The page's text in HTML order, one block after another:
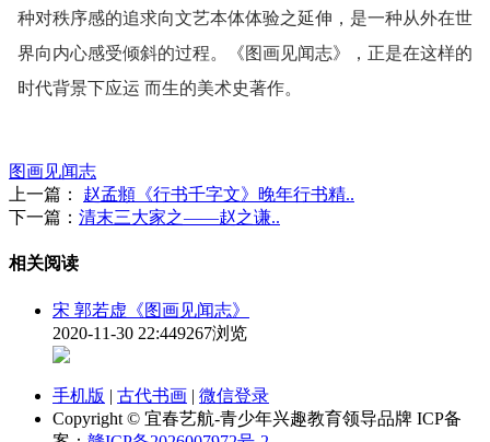
种对秩序感的追求向文艺本体体验之延伸，是一种从外在世
界向内心感受倾斜的过程。《图画见闻志》，正是在这样的
时代背景下应运 而生的美术史著作。
图画见闻志
上一篇：
赵孟頫《行书千字文》晚年行书精..
下一篇： 清末三大家之——赵之谦..
相关阅读
宋 郭若虚《图画见闻志》
2020-11-30 22:449267浏览
手机版 | 古代书画 | 微信登录
Copyright © 宜春艺航-青少年兴趣教育领导品牌 ICP备